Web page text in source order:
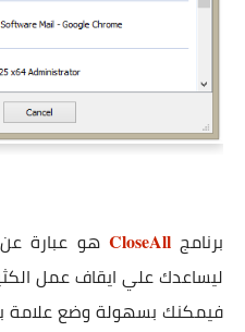
برنامجCloseAll هو عبارة عن
ليساعدك علي ايقاف عمل
فيمكنك بسهولة وضع علامة